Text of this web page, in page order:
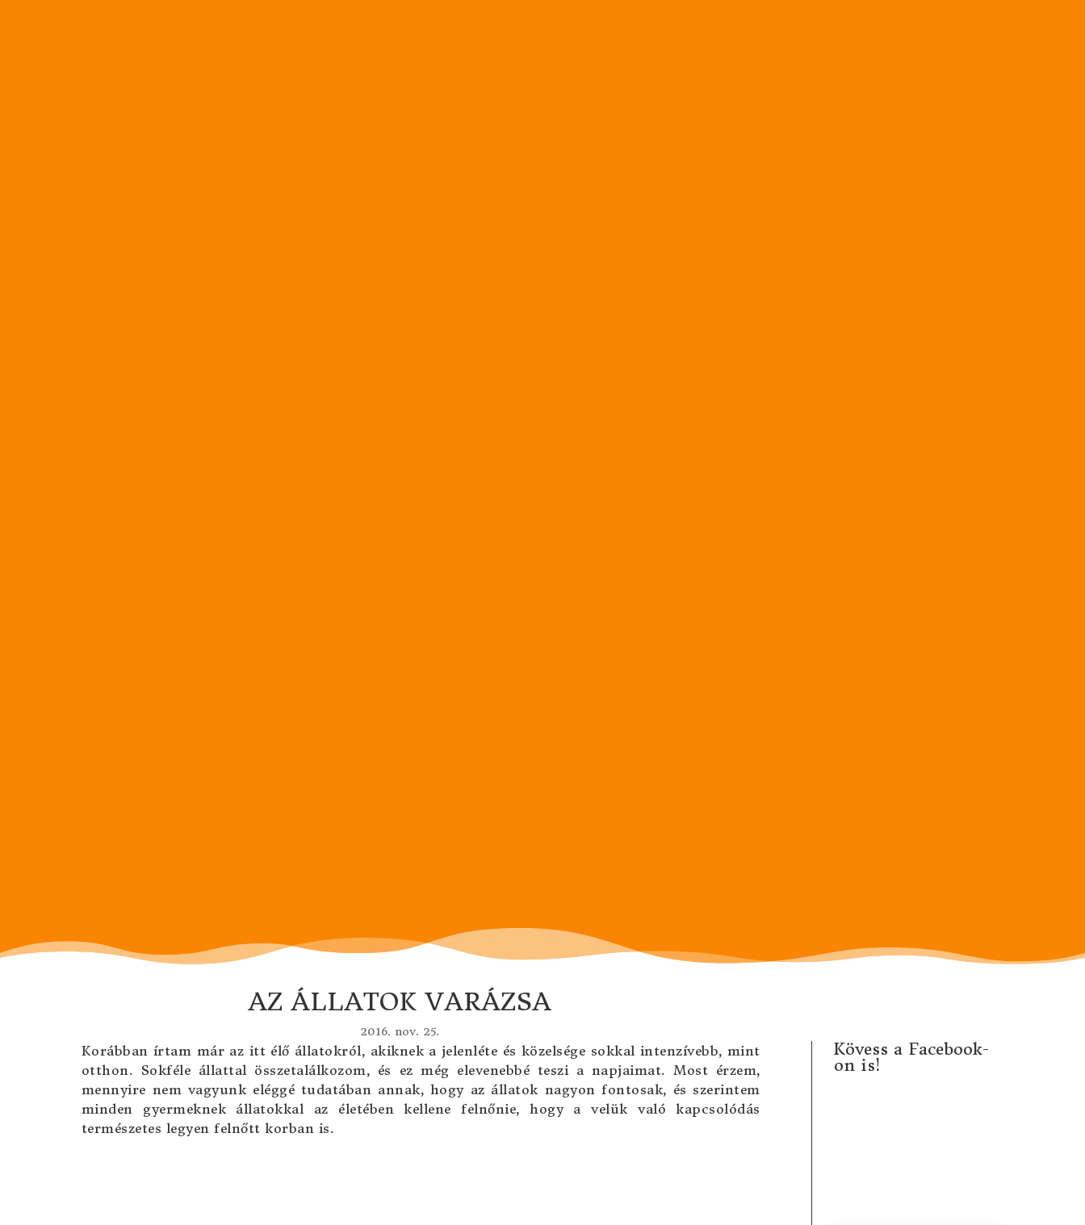
AZ ÁLLATOK VARÁZSA
2016. nov. 25.
Korábban írtam már az itt élő állatokról, akiknek a jelenléte és közelsége sokkal intenzívebb, mint
otthon. Sokféle állattal összetalálkozom, és ez még elevenebbé teszi a napjaimat. Most érzem,
mennyire nem vagyunk eléggé tudatában annak, hogy az állatok nagyon fontosak, és szerintem
minden gyermeknek állatokkal az életében kellene felnőnie, hogy a velük való kapcsolódás
természetes legyen felnőtt korban is.
Kövess a Facebook-
on is!